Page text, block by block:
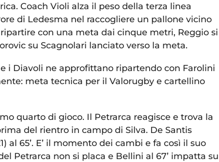
Coach Violi alza il peso della terza linea
di Ledesma nel raccogliere un pallone vicino
con una meta dai cinque metri, Reggio si
su Scagnolari lanciato verso la meta.
i Diavoli ne approfittano ripartendo con Farolini
meta tecnica per il Valorugby e cartellino
quarto di gioco. Il Petrarca reagisce e trova la
del rientro in campo di Silva. De Santis
al 65’. E’ il momento dei cambi e fa così il suo
Petrarca non si placa e Bellini al 67’ impatta